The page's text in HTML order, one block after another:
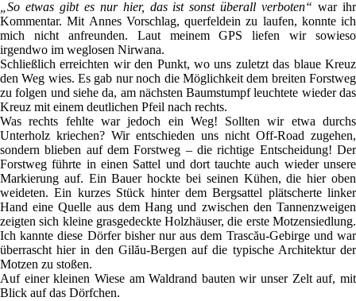
„So etwas gibt es nur hier, das ist sonst überall verboten“ war ihr
Kommentar. Mit Annes Vorschlag, querfeldein zu laufen, konnte ich
mich nicht anfreunden. Laut meinem GPS liefen wir sowieso
irgendwo im weglosen Nirwana.
Schließlich erreichten wir den Punkt, wo uns zuletzt das blaue Kreuz
den Weg wies. Es gab nur noch die Möglichkeit dem breiten Forstweg
zu folgen und siehe da, am nächsten Baumstumpf leuchtete wieder das
Kreuz mit einem deutlichen Pfeil nach rechts.
Was rechts fehlte war jedoch ein Weg! Sollten wir etwa durchs
Unterholz kriechen? Wir entschieden uns nicht Off-Road zugehen,
sondern blieben auf dem Forstweg – die richtige Entscheidung! Der
Forstweg führte in einen Sattel und dort tauchte auch wieder unsere
Markierung auf. Ein Bauer hockte bei seinen Kühen, die hier oben
weideten. Ein kurzes Stück hinter dem Bergsattel plätscherte linker
Hand eine Quelle aus dem Hang und zwischen den Tannenzweigen
zeigten sich kleine grasgedeckte Holzhäuser, die erste Motzensiedlung.
Ich kannte diese Dörfer bisher nur aus dem Trascău-Gebirge und war
überrascht hier in den Gilău-Bergen auf die typische Architektur der
Motzen zu stoßen.
Auf einer kleinen Wiese am Waldrand bauten wir unser Zelt auf, mit
Blick auf das Dörfchen.